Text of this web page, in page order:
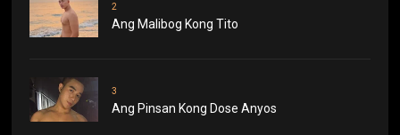
2
Ang Malibog Kong Tito
3
Ang Pinsan Kong Dose Anyos